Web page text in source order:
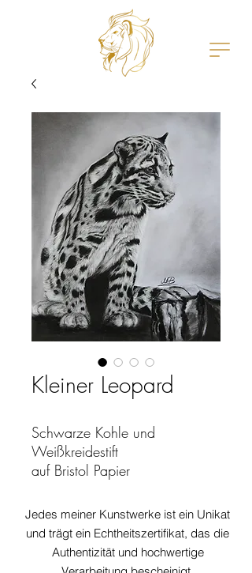
Kleiner Leopard
Schwarze Kohle und
Weißkreidestift
auf Bristol Papier
Jahr 2021
Jedes meiner Kunstwerke ist ein Unikat
und trägt ein Echtheitszertifikat, das die
Authentizität und hochwertige